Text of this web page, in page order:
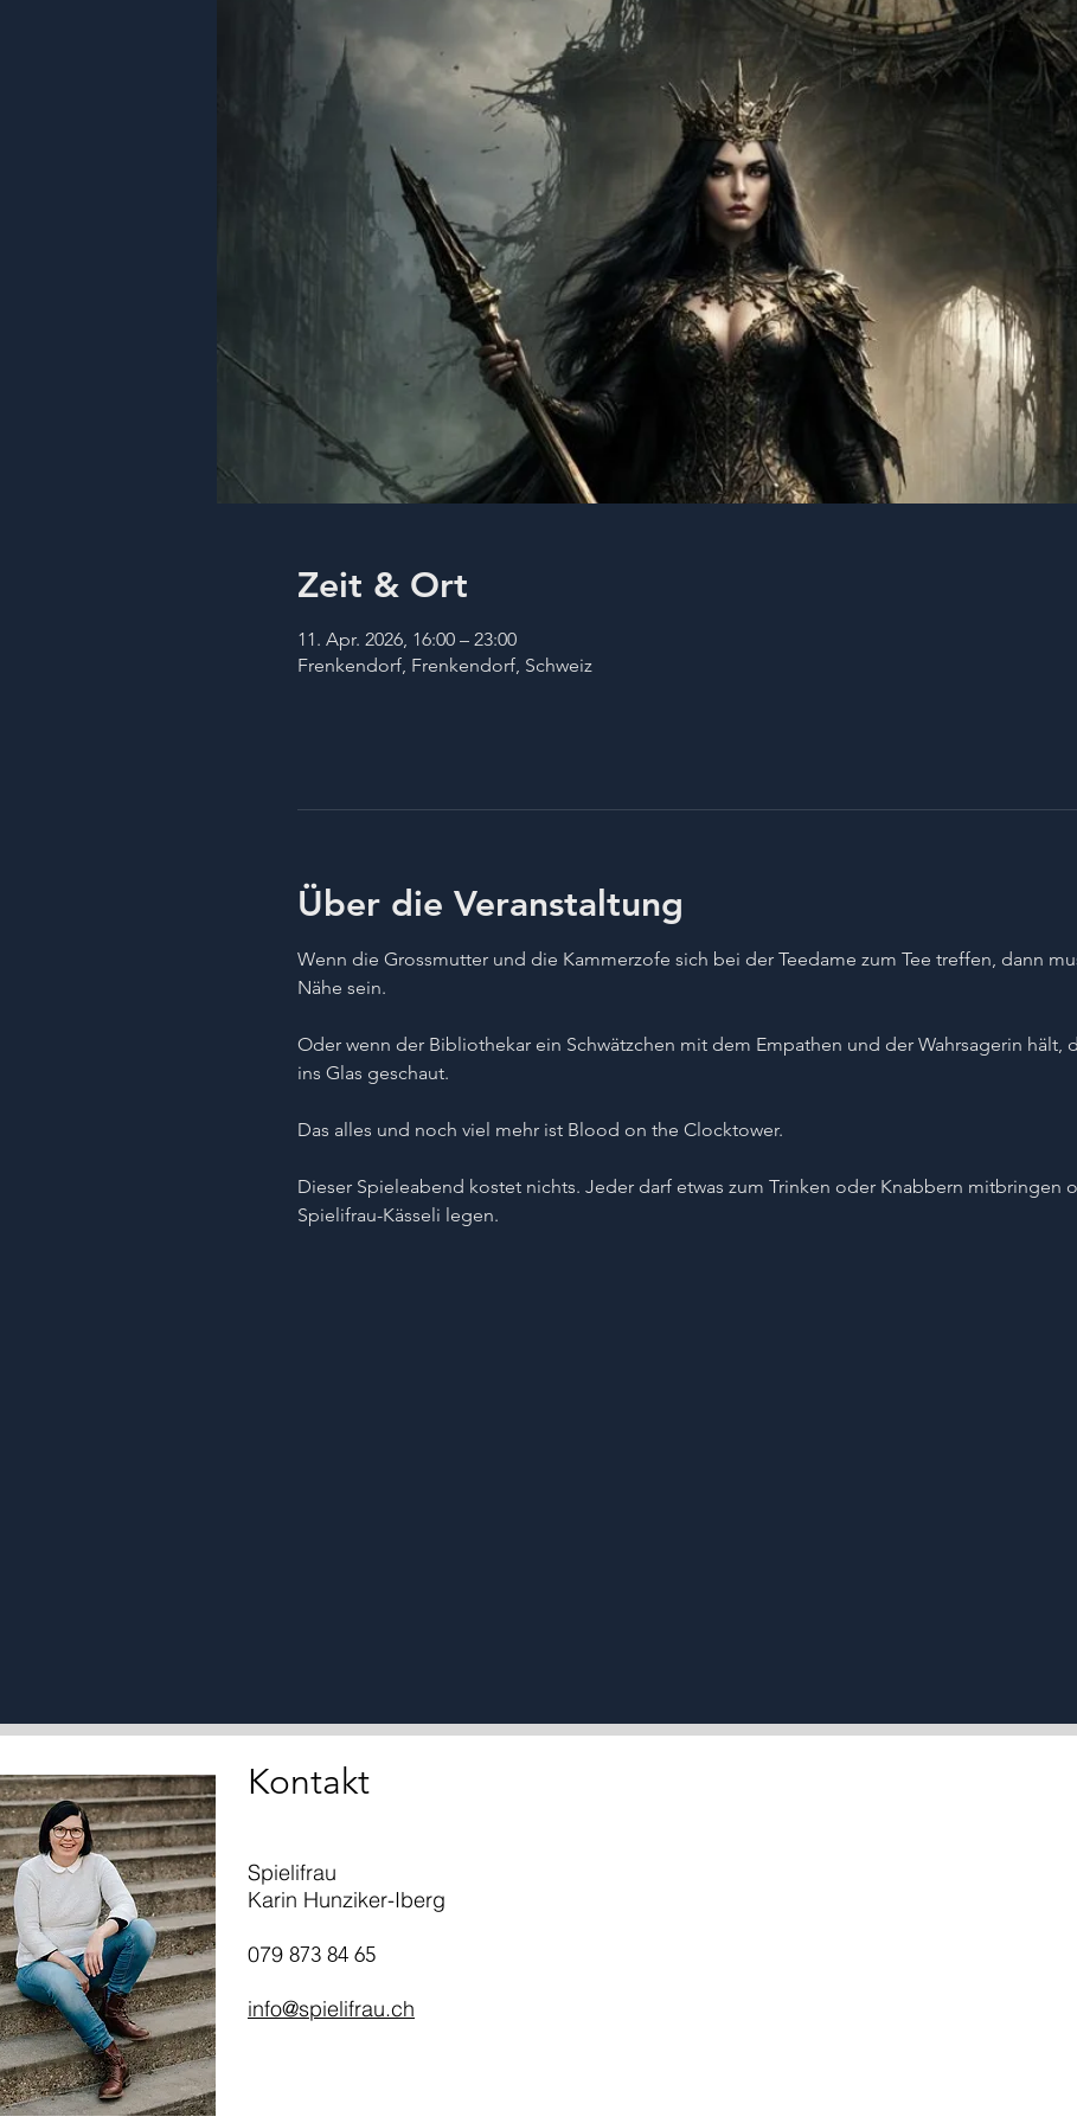
Zeit & Ort
11. Apr. 2026, 16:00 – 23:00
Frenkendorf, Frenkendorf, Schweiz
Über die Veranstaltung
Wenn die Grossmutter und die Kammerzofe sich bei der Teedame zum Tee treffen, dann
Nähe sein.
Oder wenn der Bibliothekar ein Schwätzchen mit dem Empathen und der Wahrsagerin hält,
ins Glas geschaut.
Das alles und noch viel mehr ist Blood on the Clocktower.
Dieser Spieleabend kostet nichts. Jeder darf etwas zum Trinken oder Knabbern mitbringen
Spielifrau-Kässeli legen.
Kontakt
Spielifrau
Karin Hunziker-Iberg
079 873 84 65
info@spielifrau.ch